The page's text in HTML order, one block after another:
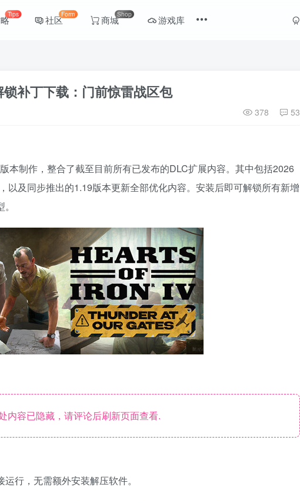
Tips 社区Form 商城Shop 游戏库
锁补丁下载：门前惊雷战区包
378 53
本制作，整合了截至目前所有已发布的DLC扩展内容。其中包括2026
以及同步推出的1.19版本更新全部优化内容。安装后即可解锁所有新增
内容已隐藏，请评论后刷新页面查看.
行，无需额外安装解压软件。